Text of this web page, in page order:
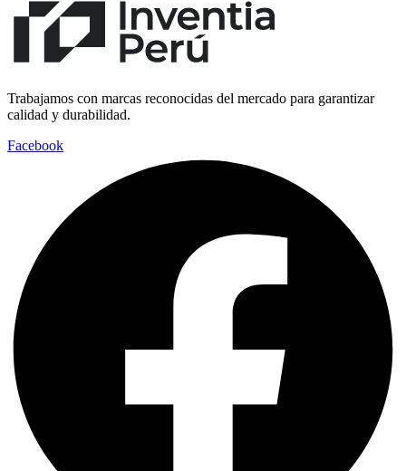
Trabajamos con marcas reconocidas del mercado para garantizar
calidad y durabilidad.
Facebook